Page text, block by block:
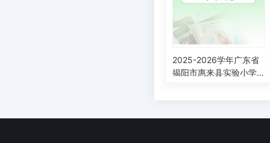
2025-2026学年广东省
揭阳市惠来县实验小学